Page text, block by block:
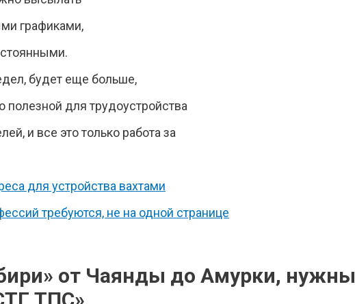
графиками,
будет еще больше,
полезной для трудоустройства
и все это только работа за
для устройства вахтами
требуются, не на одной странице
от Чаянды до Амурки, нужны